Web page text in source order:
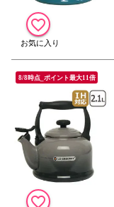
8/8時点_ポイント最大11倍